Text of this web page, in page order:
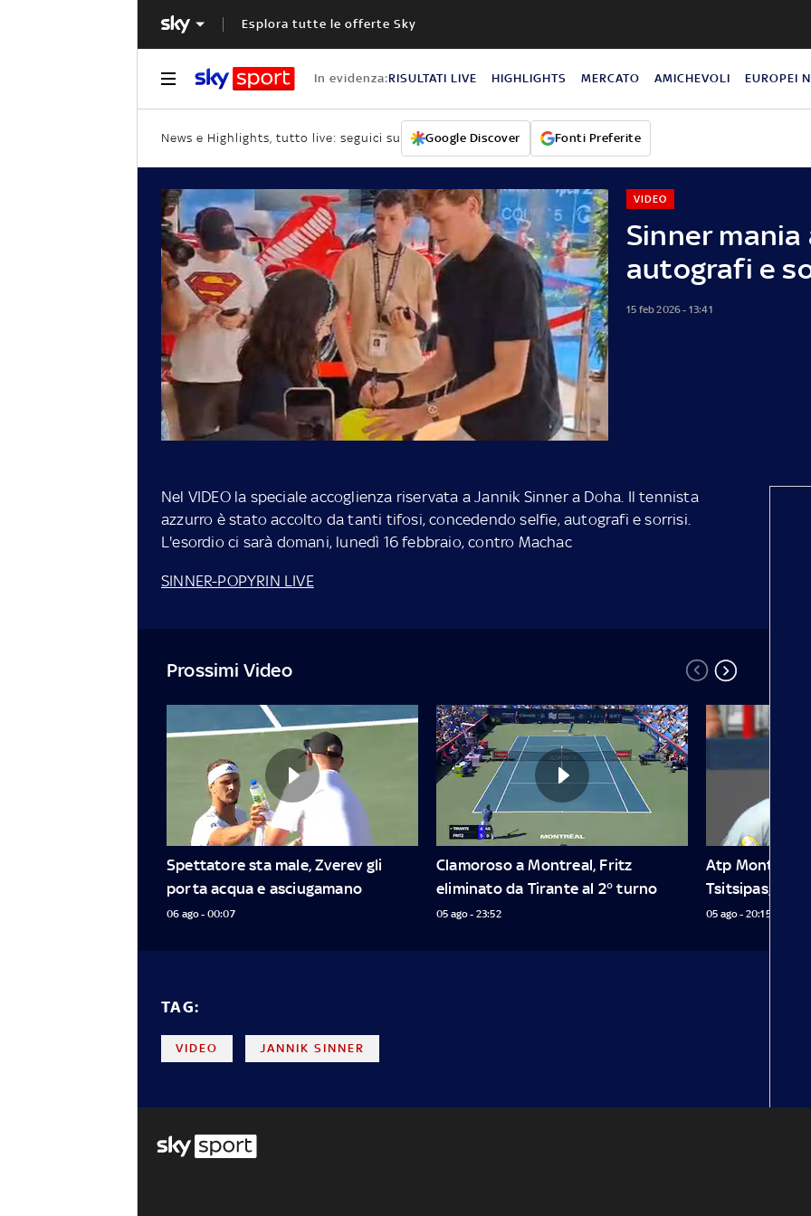
Esplora tutte le offerte Sky
In evidenza:RISULTATI LIVE HIGHLIGHTS MERCATO AMICHEVOLI EUROPEI
News e Highlights, tutto live: seguici su Google Discover Fonti Preferite
Sinner mania
autografi e
VIDEO
15 feb 2026 - 13:41
Nel VIDEO la speciale accoglienza riservata a Jannik Sinner a Doha. Il tennista
azzurro è stato accolto da tanti tifosi, concedendo selfie, autografi e sorrisi.
L'esordio ci sarà domani, lunedì 16 febbraio, contro Machac
SINNER-POPYRIN LIVE
Prossimi Video
Spettatore sta male, Zverev gli
porta acqua e asciugamano
06 ago - 00:07
Clamoroso a Montreal, Fritz
eliminato da Tirante al 2° turno
05 ago - 23:52
Atp Montreal:
Tsitsipas, è al
05 ago - 20:15
TAG:
VIDEO JANNIK SINNER